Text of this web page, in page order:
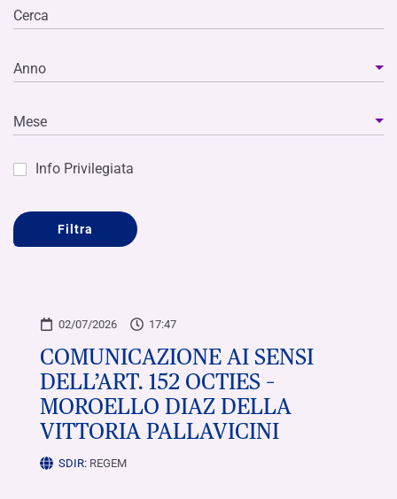
Cerca
Anno
Mese
Info Privilegiata
Filtra
02/07/2026 17:47
COMUNICAZIONE AI SENSI
DELL’ART. 152 OCTIES –
MOROELLO DIAZ DELLA
VITTORIA PALLAVICINI
SDIR: REGEM